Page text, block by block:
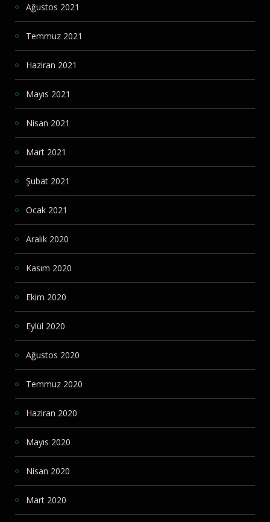
Ağustos 2021
Temmuz 2021
Haziran 2021
Mayıs 2021
Nisan 2021
Mart 2021
Şubat 2021
Ocak 2021
Aralık 2020
Kasım 2020
Ekim 2020
Eylül 2020
Ağustos 2020
Temmuz 2020
Haziran 2020
Mayıs 2020
Nisan 2020
Mart 2020